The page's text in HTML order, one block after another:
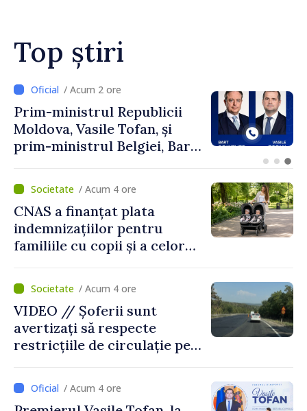
Top știri
Perspectivele cooperării
moldo-turce, discutate de
Prim-ministrul Vasile Tofan
Uygar Mustafa Sertel
/ Acum 4 ore
CNAS a finanțat plata
indemnizațiilor pentru
familiile cu copii și a celor
temporară de muncă
/ Acum 4 ore
VIDEO // Șoferii sunt
avertizați să respecte
restricțiile de circulație pe
desfășoară lucrări de
reparație/ Acum 4 ore